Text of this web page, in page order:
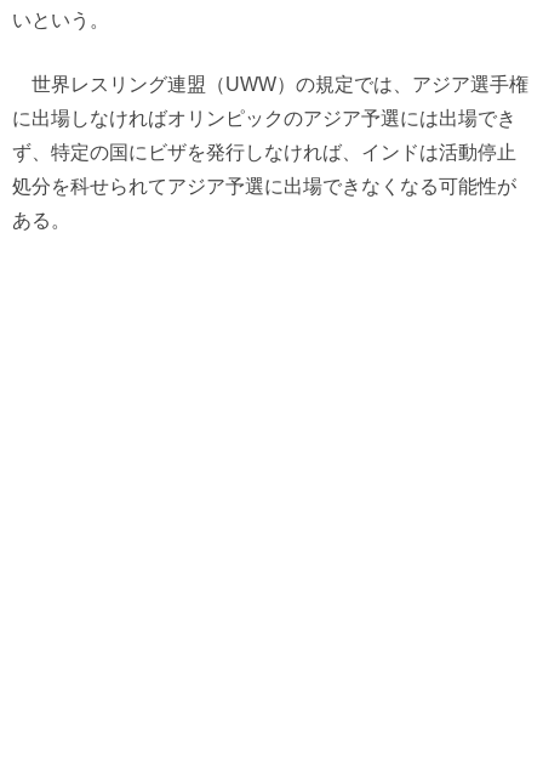
いという。
世界レスリング連盟（UWW）の規定では、アジア選手権
に出場しなければオリンピックのアジア予選には出場でき
ず、特定の国にビザを発行しなければ、インドは活動停止
処分を科せられてアジア予選に出場できなくなる可能性が
ある。